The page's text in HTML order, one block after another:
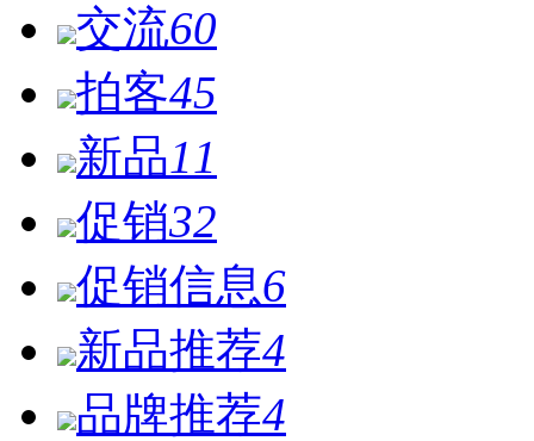
交流60
拍客45
新品11
促销32
促销信息6
新品推荐4
品牌推荐4